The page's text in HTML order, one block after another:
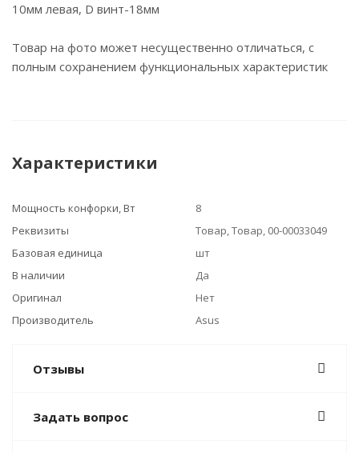
10мм левая, D винт-18мм
Товар на фото может несущественно отличаться, с
полным сохранением функциональных характеристик
Характеристики
Мощность конфорки, Вт
8
Реквизиты
Товар, Товар, 00-00033049
Базовая единица
шт
В наличии
Да
Оригинал
Нет
Производитель
Asus
Отзывы
Задать вопрос